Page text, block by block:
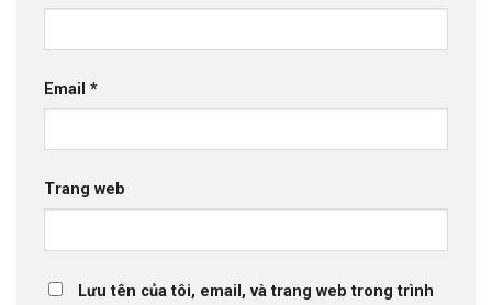
Email *
Trang web
Lưu tên của tôi, email, và trang web trong trình